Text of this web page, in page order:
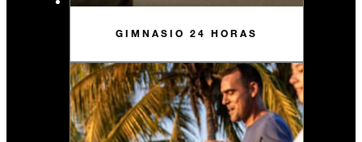
GIMNASIO 24 HORAS